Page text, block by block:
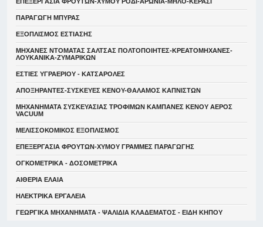
ΠΑΡΑΓΩΓΗ ΜΠΥΡΑΣ
ΕΞΟΠΛΙΣΜΟΣ ΕΣΤΙΑΣΗΣ
ΜΗΧΑΝΕΣ ΝΤΟΜΑΤΑΣ ΣΑΛΤΣΑΣ ΠΟΛΤΟΠΟΙΗΤΕΣ-ΚΡΕΑΤΟΜΗΧΑΝΕΣ-
ΛΟΥΚΑΝΙΚΑ-ΖΥΜΑΡΙΚΩΝ
ΕΣΤΙΕΣ ΥΓΡΑΕΡΙΟΥ - ΚΑΤΣΑΡΟΛΕΣ
ΑΠΟΞΗΡΑΝΤΕΣ-ΣΥΣΚΕΥΕΣ ΚΕΝΟΥ-ΘΑΛΑΜΟΣ ΚΑΠΝΙΣΤΩΝ
ΜΗΧΑΝΗΜΑΤΑ ΣΥΣΚΕΥΑΣΙΑΣ ΤΡΟΦΙΜΩΝ ΚΑΜΠΑΝΕΣ ΚΕΝΟΥ ΑΕΡΟΣ
VACUUM
ΜΕΛΙΣΣΟΚΟΜΙΚΟΣ ΕΞΟΠΛΙΣΜΟΣ
ΕΠΕΞΕΡΓΑΣΙΑ ΦΡΟΥΤΩΝ-ΧΥΜΟΥ ΓΡΑΜΜΕΣ ΠΑΡΑΓΩΓΗΣ
ΟΓΚΟΜΕΤΡΙΚΑ - ΔΟΣΟΜΕΤΡΙΚΑ
ΑΙΘΕΡΙΑ ΕΛΑΙΑ
ΗΛΕΚΤΡΙΚΑ ΕΡΓΑΛΕΙΑ
ΓΕΩΡΓΙΚΑ ΜΗΧΑΝΗΜΑΤΑ - ΨΑΛΙΔΙΑ ΚΛΑΔΕΜΑΤΟΣ - ΕΙΔΗ ΚΗΠΟΥ